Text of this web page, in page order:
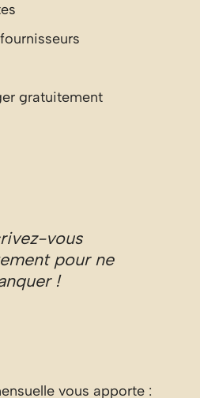
gratuitement
vous
pour ne
!
vous apporte :